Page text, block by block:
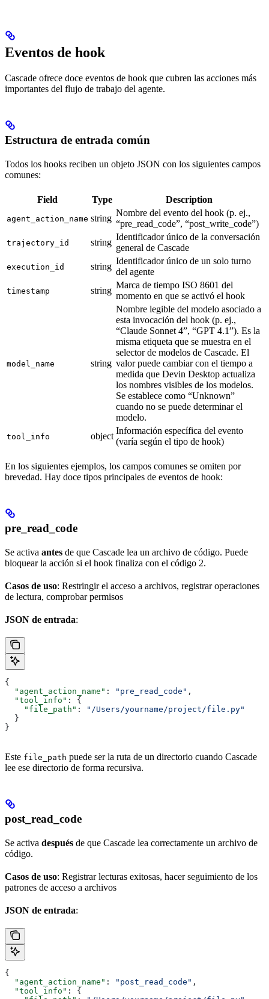
Eventos de hook
Cascade ofrece doce eventos de hook que cubren las acciones más
importantes del flujo de trabajo del agente.
Estructura de entrada común
Todos los hooks reciben un objeto JSON con los siguientes campos
comunes:
Field Type Description
agent_action_name string
Nombre del evento del hook (p. ej.,
“pre_read_code”, “post_write_code”)
trajectory_id string
Identificador único de la conversación
general de Cascade
execution_id string
Identificador único de un solo turno
del agente
timestamp string
Marca de tiempo ISO 8601 del
momento en que se activó el hook
model_name string
Nombre legible del modelo asociado a
esta invocación del hook (p. ej.,
“Claude Sonnet 4”, “GPT 4.1”). Es la
misma etiqueta que se muestra en el
selector de modelos de Cascade. El
valor puede cambiar con el tiempo a
medida que Devin Desktop actualiza
los nombres visibles de los modelos.
Se establece como “Unknown”
cuando no se puede determinar el
modelo.
tool_info object
Información específica del evento
(varía según el tipo de hook)
En los siguientes ejemplos, los campos comunes se omiten por
brevedad. Hay doce tipos principales de eventos de hook:
pre_read_code
Se activa antes de que Cascade lea un archivo de código. Puede
bloquear la acción si el hook finaliza con el código 2.
Casos de uso: Restringir el acceso a archivos, registrar operaciones
de lectura, comprobar permisos
JSON de entrada:
{
  "agent_action_name"
: "pre_read_code" ,
  "tool_info"
: {
    "file_path"
:
"/Users/yourname/project/file.py"
  }
}
Este file_path puede ser la ruta de un directorio cuando Cascade
lee ese directorio de forma recursiva.
post_read_code
Se activa después de que Cascade lea correctamente un archivo de
código.
Casos de uso: Registrar lecturas exitosas, hacer seguimiento de los
patrones de acceso a archivos
JSON de entrada:
{
  "agent_action_name"
: "post_read_code" ,
  "tool_info"
: {